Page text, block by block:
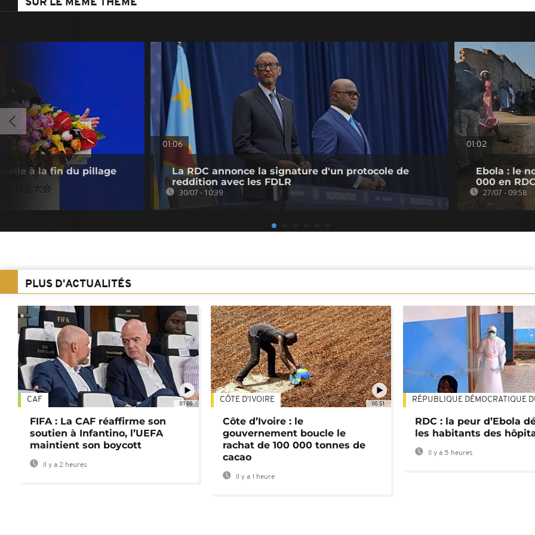
SUR LE MÊME THÈME
à la fin du pillage
01:06
La RDC annonce la signature d'un protocole de
reddition avec les FDLR
30/07 - 10:39
01:02
Ebola : le
000 en RDC
27/07 - 09:58
PLUS D'ACTUALITÉS
01:00
CAF
FIFA : La CAF réaffirme son
soutien à Infantino, l’UEFA
maintient son boycott
Il y a 2 heures
00:51
CÔTE D'IVOIRE
Côte d’Ivoire : le
gouvernement boucle le
rachat de 100 000 tonnes de
cacao
Il y a 1 heure
RÉPUBLIQUE DÉMOCRATIQUE
RDC : la peur d’Ebola
les habitants des
Il y a 5 heures